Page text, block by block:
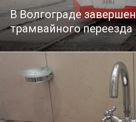
В Волгограде
трамвайного переезда